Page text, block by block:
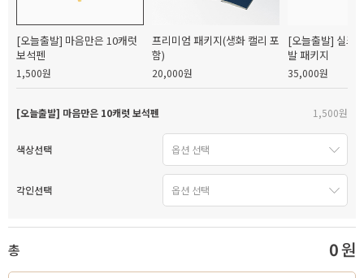
[오늘출발] 마음만은 10캐럿
보석펜
1,500원
프리미엄 패키지(생화 캘리 포
함)
20,000원
[오늘출발] 실크
발 패키지
35,000원
[오늘출발] 마음만은 10캐럿 보석펜 1,500원
색상선택
각인선택
총 0원